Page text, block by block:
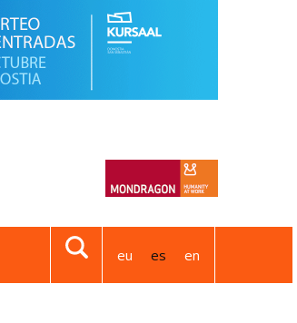
eu es en